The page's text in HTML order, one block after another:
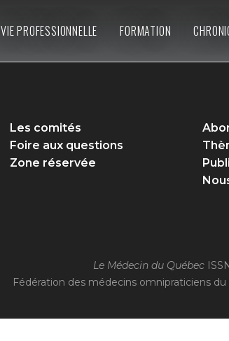
VIE PROFESSIONNELLE FORMATION
Les comités
Foire aux questions
Zone réservée
Le Médecin du Québec
Fédération des médecins omnipraticiens